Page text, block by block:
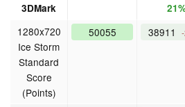
3DMark
1280x720
Ice Storm
Standard
Score
(Points)
50055 38911